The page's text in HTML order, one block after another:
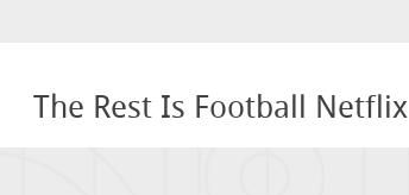
The Rest Is Football Netflix